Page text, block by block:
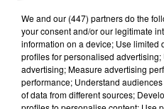
We and our (447) partnersdo the
your consent and/or our legitimate
information on a device; Use limited
profiles for personalised
advertising; Measure advertising
performance; Understand
of data from different sources;